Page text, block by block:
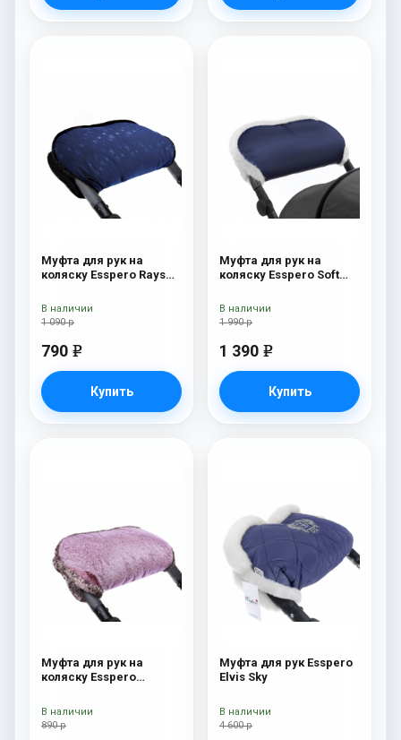
Муфта для рук на
коляску Esspero Rays
1 090 р
790 e
Купить
В наличии
Муфта для рук на
коляску Esspero Soft
1 990 р
1 390 e
Купить
В наличии
Муфта для рук на
коляску Esspero
890 р
В наличии
Муфта для рук Esspero
Elvis Sky
4 600 р
В наличии